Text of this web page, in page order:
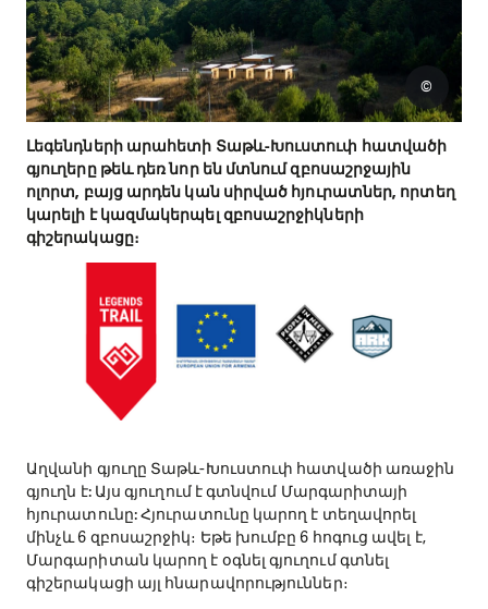
Լեգենդների արահետի Տաթև-Խուստուփ հատվածի
գյուղերը թեև դեռ նոր են մտնում զբոսաշրջային
ոլորտ, բայց արդեն կան սիրված հյուրատներ, որտեղ
կարելի է կազմակերպել զբոսաշրջիկների
գիշերակացը։
©
Աղվանի գյուղը Տաթև-Խուստուփ հատվածի առաջին
գյուղն է: Այս գյուղում է գտնվում Մարգարիտայի
հյուրատունը: Հյուրատունը կարող է տեղավորել
մինչև 6 զբոսաշրջիկ։ Եթե խումբը 6 հոգուց ավել է,
Մարգարիտան կարող է օգնել գյուղում գտնել
գիշերակացի այլ հնարավորություններ։